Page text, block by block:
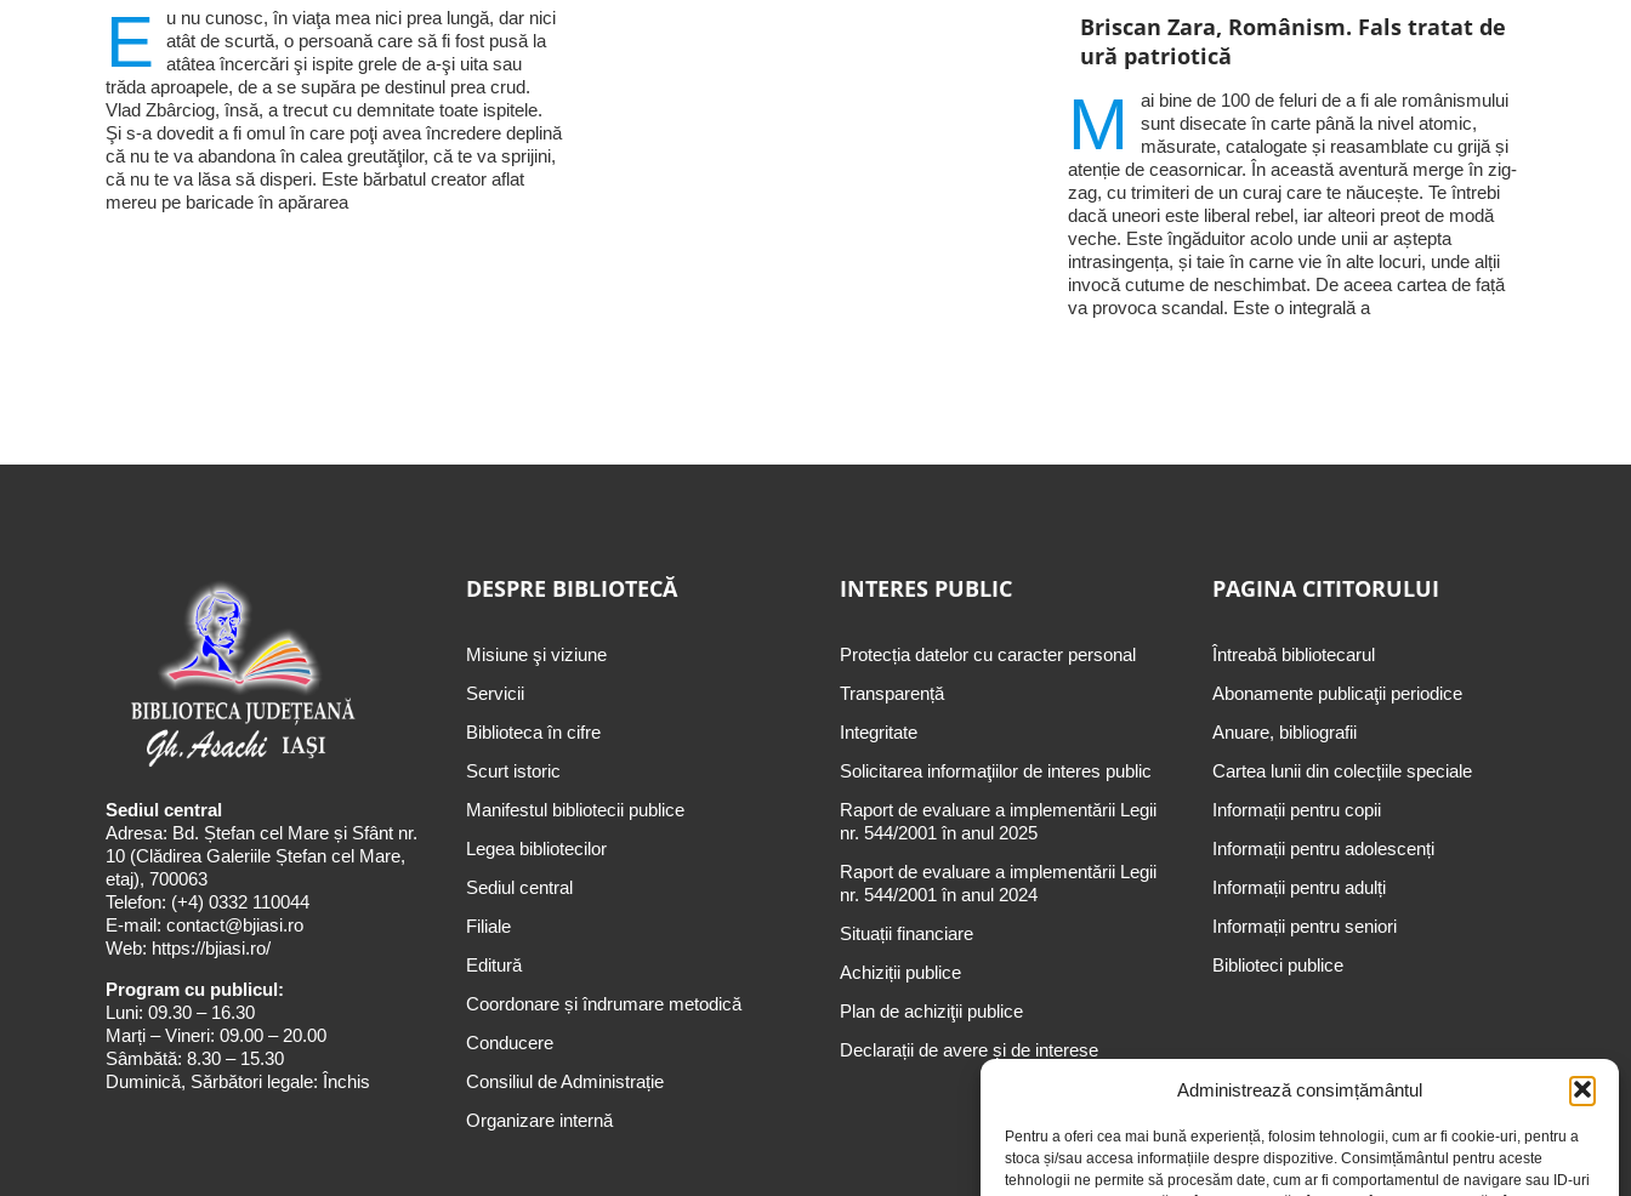
Administrează consimțământul
Pentru a oferi cea mai bună experiență, folosim tehnologii, cum ar fi cookie-uri, pentru a
stoca și/sau accesa informațiile despre dispozitive. Consimțământul pentru aceste
tehnologii ne permite să procesăm date, cum ar fi comportamentul de navigare sau ID-uri
E
u nu cunosc, în viaţa mea nici prea lungă, dar nici
atât de scurtă, o persoană care să fi fost pusă la
atâtea încercări şi ispite grele de a-şi uita sau
trăda aproapele, de a se supăra pe destinul prea crud.
Vlad Zbârciog, însă, a trecut cu demnitate toate ispitele.
Şi s-a dovedit a fi omul în care poţi avea încredere deplină
că nu te va abandona în calea greutăţilor, că te va sprijini,
că nu te va lăsa să disperi. Este bărbatul creator aflat
mereu pe baricade în apărarea
Briscan Zara, Românism. Fals tratat de
ură patriotică
M
ai bine de 100 de feluri de a fi ale românismului
sunt disecate în carte până la nivel atomic,
măsurate, catalogate și reasamblate cu grijă și
atenție de ceasornicar. În această aventură merge în zig-
zag, cu trimiteri de un curaj care te năucește. Te întrebi
dacă uneori este liberal rebel, iar alteori preot de modă
veche. Este îngăduitor acolo unde unii ar aștepta
intrasingența, și taie în carne vie în alte locuri, unde alții
invocă cutume de neschimbat. De aceea cartea de față
va provoca scandal. Este o integrală a
Sediul central
Adresa: Bd. Ștefan cel Mare și Sfânt nr.
10 (Clădirea Galeriile Ștefan cel Mare,
etaj), 700063
Telefon: (+4) 0332 110044
E-mail: contact@bjiasi.ro
Web: https://bjiasi.ro/
Program cu publicul:
Luni: 09.30 – 16.30
Marți – Vineri: 09.00 – 20.00
Sâmbătă: 8.30 – 15.30
Duminică, Sărbători legale: Închis
DESPRE BIBLIOTECĂ
Misiune şi viziune
Servicii
Biblioteca în cifre
Scurt istoric
Manifestul bibliotecii publice
Legea bibliotecilor
Sediul central
Filiale
Editură
Coordonare și îndrumare metodică
Conducere
Consiliul de Administrație
Organizare internă
INTERES PUBLIC
Protecția datelor cu caracter personal
Transparență
Integritate
Solicitarea informaţiilor de interes public
Raport de evaluare a implementării Legii
nr. 544/2001 în anul 2025
Raport de evaluare a implementării Legii
nr. 544/2001 în anul 2024
Situații financiare
Achiziții publice
Plan de achiziţii publice
Declarații de avere și de interese
PAGINA CITITORULUI
Întreabă bibliotecarul
Abonamente publicaţii periodice
Anuare, bibliografii
Cartea lunii din colecțiile speciale
Informații pentru copii
Informații pentru adolescenți
Informații pentru adulți
Informații pentru seniori
Biblioteci publice